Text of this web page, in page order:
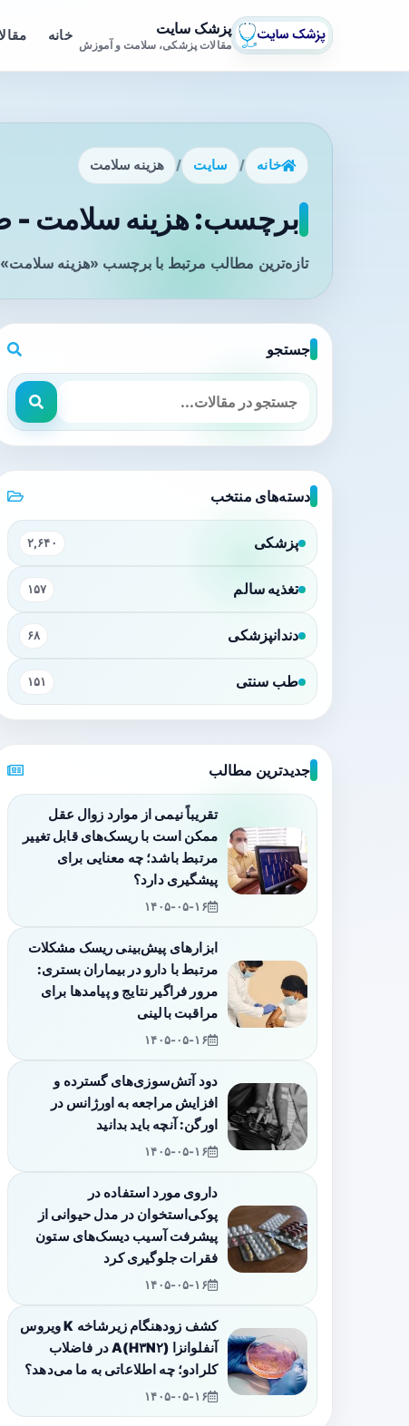
پزشک سایت
مقالات پزشکی، سلامت و آموزش
خانه
خانه / سایت / هزینه سلامت
برچسب: هزینه سلامت -
تازه‌ترین مطالب مرتبط با برچسب «هزینه
جستجو
دسته‌های منتخب
پزشکی ۲,۶۴۰
تغذیه سالم ۱۵۷
دندانپزشکی ۶۸
طب سنتی ۱۵۱
جدیدترین مطالب
تقریباً نیمی از موارد زوال عقل
ممکن است با ریسک‌های قابل تغییر
مرتبط باشد؛ چه معنایی برای
پیشگیری دارد؟
۱۴۰۵-۰۵-۱۶
ابزارهای پیش‌بینی ریسک مشکلات
مرتبط با دارو در بیماران بستری:
مرور فراگیر نتایج و پیامدها برای
مراقبت بالینی
۱۴۰۵-۰۵-۱۶
دود آتش‌سوزی‌های گسترده و
افزایش مراجعه به اورژانس در
اورگن: آنچه باید بدانید
۱۴۰۵-۰۵-۱۶
داروی مورد استفاده در
پوکی‌استخوان در مدل حیوانی از
پیشرفت آسیب دیسک‌های ستون
فقرات جلوگیری کرد
۱۴۰۵-۰۵-۱۶
کشف زودهنگام زیرشاخه K ویروس
آنفلوانزا A(H۳N۲) در فاضلاب
کلرادو؛ چه اطلاعاتی به ما می‌دهد؟
۱۴۰۵-۰۵-۱۶